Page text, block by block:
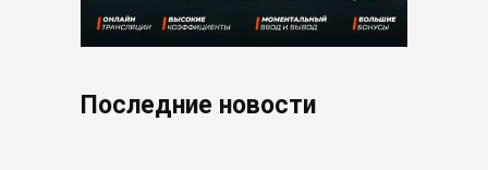
Последние новости